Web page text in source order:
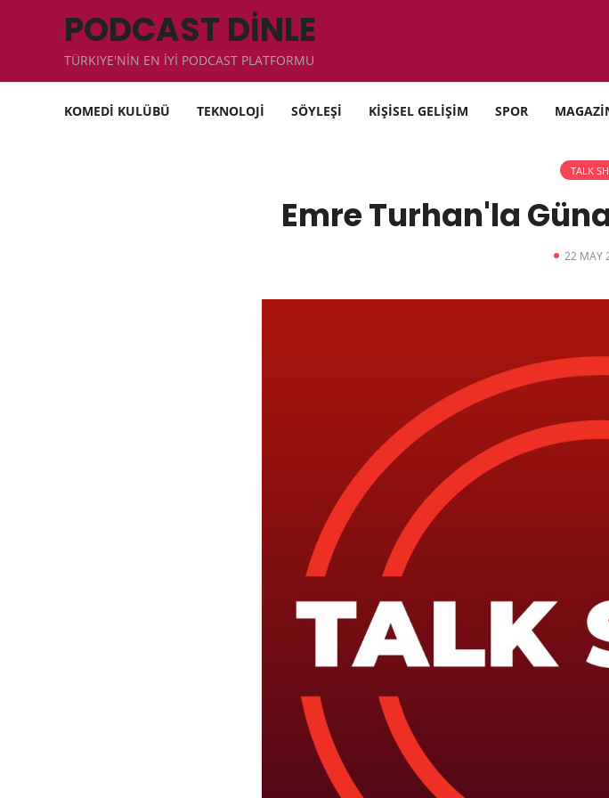
PODCAST DİNLE
TÜRKIYE'NİN EN İYİ PODCAST PLATFORMU
KOMEDİ KULÜBÜ TEKNOLOJİ SÖYLEŞİ KİŞİSEL GELİŞİM SPOR
TALK
Emre Turhan'la
22 MAY